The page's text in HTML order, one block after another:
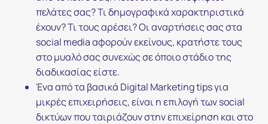
πελάτες σας? Τι δημογραφικά χαρακτηριστικά
έχουν? Τι τους αρέσει? Οι αναρτήσεις σας στα
social media αφορούν εκείνους, κρατήστε τους
στο μυαλό σας συνεχώς σε όποιο στάδιο της
διαδικασίας είστε.
Ένα από τα βασικά Digital Marketing tips για
μικρές επιχειρήσεις, είναι η επιλογή των social
δικτύων που ταιριάζουν στην επιχείρηση και στο